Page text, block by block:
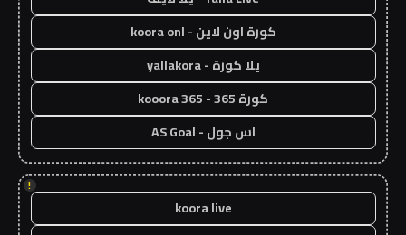
كورة اون لاين - koora onl
يلا كورة - yallakora
كورة 365 - kooora 365
اس جول - AS Goal
!
koora live